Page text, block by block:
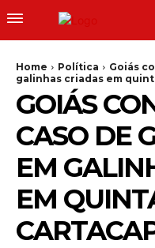
Home Política
Goiás
galinhas criadas em
GOIÁS
CASO DE
EM
EM